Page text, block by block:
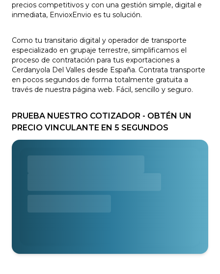
precios competitivos y con una gestión simple, digital e
inmediata, EnvioxEnvio es tu solución.
Como tu transitario digital y operador de transporte
especializado en grupaje terrestre, simplificamos el
proceso de contratación para tus exportaciones a
Cerdanyola Del Valles desde España. Contrata transporte
en pocos segundos de forma totalmente gratuita a
través de nuestra página web. Fácil, sencillo y seguro.
PRUEBA NUESTRO COTIZADOR - OBTÉN UN
PRECIO VINCULANTE EN 5 SEGUNDOS